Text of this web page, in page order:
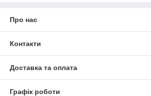
Про нас
Контакти
Доставка та оплата
Графік роботи